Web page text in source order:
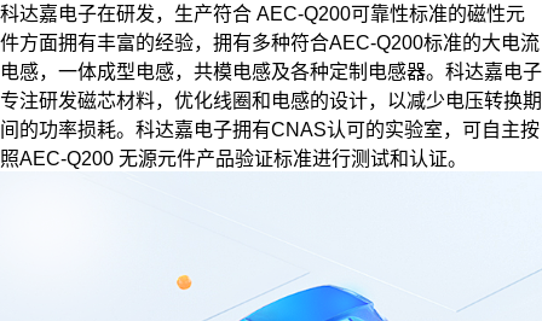
科达嘉电子在研发，生产符合 AEC-Q200可靠性标准的磁性元
件方面拥有丰富的经验，拥有多种符合AEC-Q200标准的大电流
电感，一体成型电感，共模电感及各种定制电感器。科达嘉电子
专注研发磁芯材料，优化线圈和电感的设计，以减少电压转换期
间的功率损耗。科达嘉电子拥有CNAS认可的实验室，可自主按
照AEC-Q200 无源元件产品验证标准进行测试和认证。